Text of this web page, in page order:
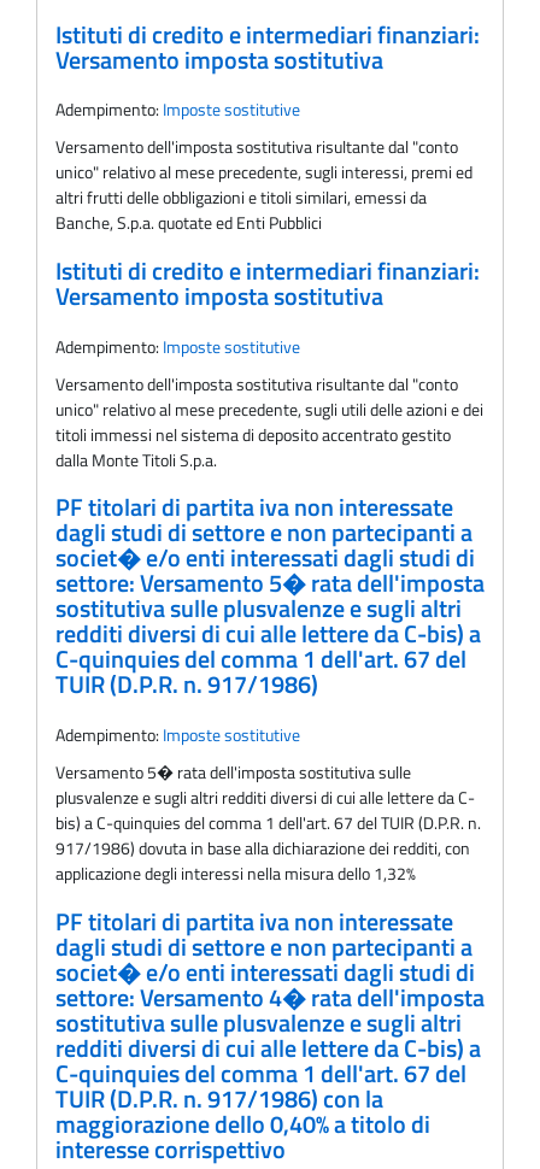
Istituti di credito e intermediari finanziari:
Versamento imposta sostitutiva
Adempimento: Imposte sostitutive
Versamento dell'imposta sostitutiva risultante dal "conto
unico" relativo al mese precedente, sugli interessi, premi ed
altri frutti delle obbligazioni e titoli similari, emessi da
Banche, S.p.a. quotate ed Enti Pubblici
Istituti di credito e intermediari finanziari:
Versamento imposta sostitutiva
Adempimento: Imposte sostitutive
Versamento dell'imposta sostitutiva risultante dal "conto
unico" relativo al mese precedente, sugli utili delle azioni e dei
titoli immessi nel sistema di deposito accentrato gestito
dalla Monte Titoli S.p.a.
PF titolari di partita iva non interessate
dagli studi di settore e non partecipanti a
societ� e/o enti interessati dagli studi di
settore: Versamento 5� rata dell'imposta
sostitutiva sulle plusvalenze e sugli altri
redditi diversi di cui alle lettere da C-bis) a
C-quinquies del comma 1 dell'art. 67 del
TUIR (D.P.R. n. 917/1986)
Adempimento: Imposte sostitutive
Versamento 5� rata dell'imposta sostitutiva sulle
plusvalenze e sugli altri redditi diversi di cui alle lettere da C-
bis) a C-quinquies del comma 1 dell'art. 67 del TUIR (D.P.R. n.
917/1986) dovuta in base alla dichiarazione dei redditi, con
applicazione degli interessi nella misura dello 1,32%
PF titolari di partita iva non interessate
dagli studi di settore e non partecipanti a
societ� e/o enti interessati dagli studi di
settore: Versamento 4� rata dell'imposta
sostitutiva sulle plusvalenze e sugli altri
redditi diversi di cui alle lettere da C-bis) a
C-quinquies del comma 1 dell'art. 67 del
TUIR (D.P.R. n. 917/1986) con la
maggiorazione dello 0,40% a titolo di
interesse corrispettivo